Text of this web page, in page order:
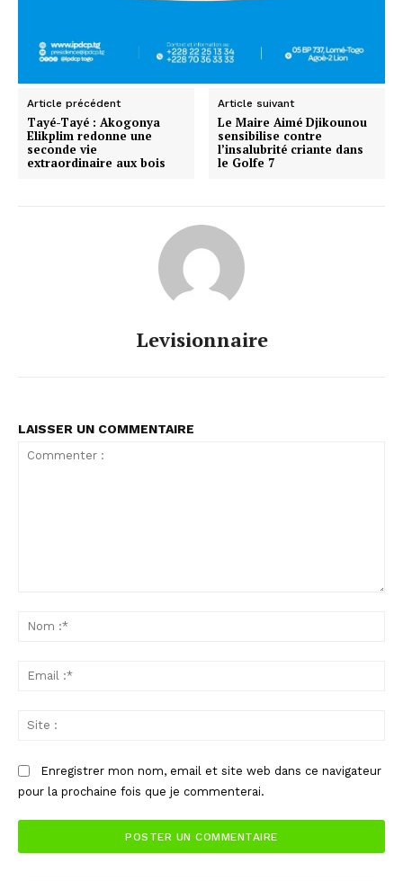
Article précédent
Tayé-Tayé : Akogonya
Elikplim redonne une
seconde vie
extraordinaire aux bois
Article suivant
Le Maire Aimé Djikounou
sensibilise contre
l’insalubrité criante dans
le Golfe 7
Levisionnaire
LAISSER UN COMMENTAIRE
Enregistrer mon nom, email et site web dans ce navigateur
pour la prochaine fois que je commenterai.